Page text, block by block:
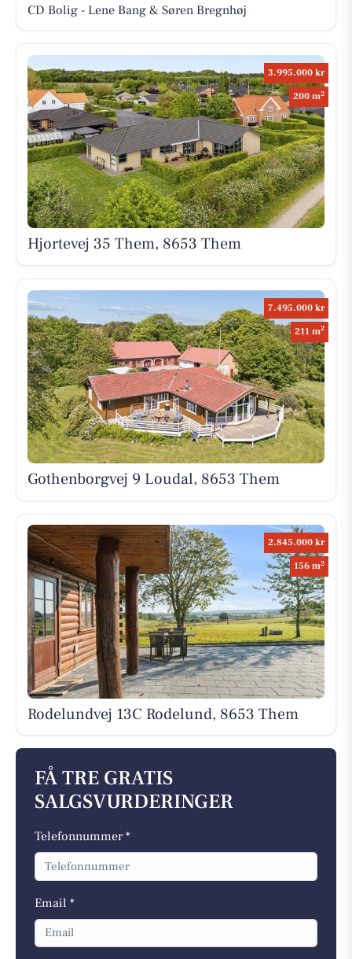
CD Bolig - Lene Bang & Søren Bregnhøj
3.995.000 kr
200 m2
Hjortevej 35 Them, 8653 Them
7.495.000 kr
211 m2
Gothenborgvej 9 Loudal, 8653 Them
2.845.000 kr
156 m2
Rodelundvej 13C Rodelund, 8653 Them
FÅ TRE GRATIS
SALGSVURDERINGER
Telefonnummer *
Email *